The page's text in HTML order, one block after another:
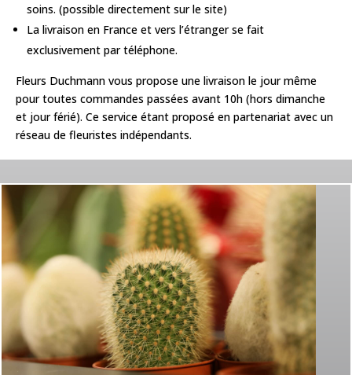
soins. (possible directement sur le site)
La livraison en France et vers l’étranger se fait
exclusivement par téléphone.
Fleurs Duchmann vous propose une livraison le jour même
pour toutes commandes passées avant 10h (hors dimanche
et jour férié). Ce service étant proposé en partenariat avec un
réseau de fleuristes indépendants.